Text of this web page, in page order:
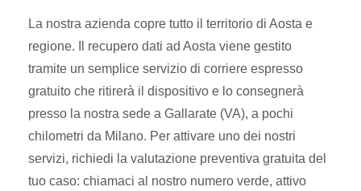
La nostra azienda copre tutto il territorio di Aosta e
regione. Il recupero dati ad Aosta viene gestito
tramite un semplice servizio di corriere espresso
gratuito che ritirerà il dispositivo e lo consegnerà
presso la nostra sede a Gallarate (VA), a pochi
chilometri da Milano. Per attivare uno dei nostri
servizi, richiedi la valutazione preventiva gratuita del
tuo caso: chiamaci al nostro numero verde, attivo